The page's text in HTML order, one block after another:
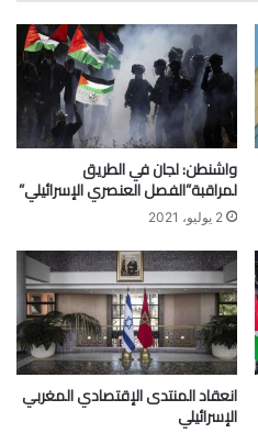
واشنطن: لجان في الطريق
لمراقبة”الفصل العنصري الإسرائيلي”
2 يوليو، 2021
انعقاد المنتدى الإقتصادي المغربي
الإسرائيلي